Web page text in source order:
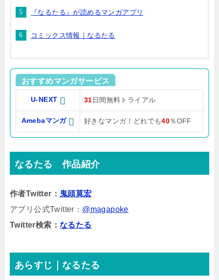
『なるたる』が読めるマンガアプリ
コミックス情報｜なるたる
おすすめマンガサービス
U-NEXT 31 日間無料トライアル
Amebaマンガ 好きなマンガ！どれでも40％OFF
なるたる 作品紹介
作者Twitter： 鬼頭莫宏
アプリ公式Twitter： @magapoke
Twitter検索： なるたる
あらすじ｜なるたる